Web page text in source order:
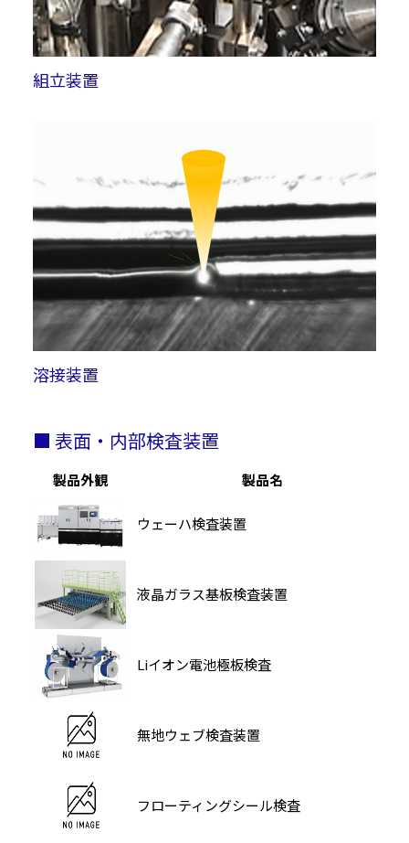
組立装置
溶接装置
■ 表面・内部検査装置
製品外観 製品名
ウェーハ検査装置
液晶ガラス基板検査装置
Liイオン電池極板検査
無地ウェブ検査装置
フローティングシール検査